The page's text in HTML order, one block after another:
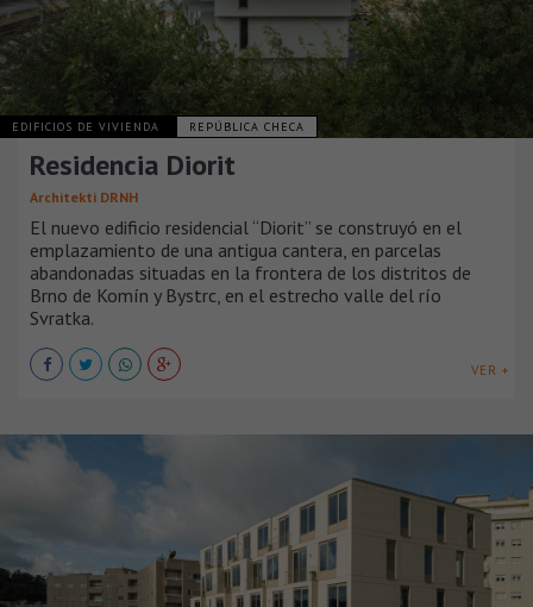
EDIFICIOS DE VIVIENDA REPÚBLICA CHECA
Residencia Diorit
Architekti DRNH
El nuevo edificio residencial “Diorit” se construyó en el
emplazamiento de una antigua cantera, en parcelas
abandonadas situadas en la frontera de los distritos de
Brno de Komín y Bystrc, en el estrecho valle del río
Svratka.
VER +